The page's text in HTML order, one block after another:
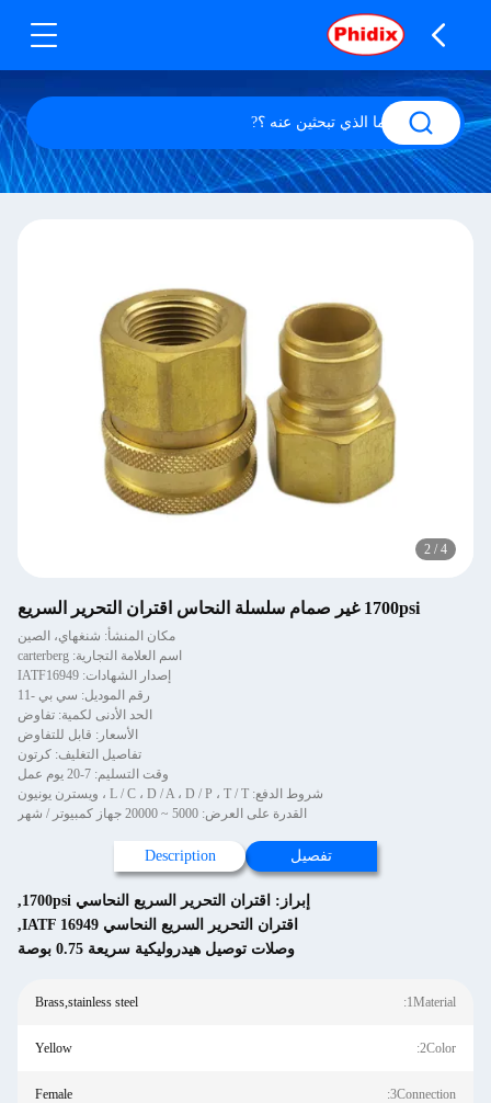
2 / 4
1700psi غير صمام سلسلة النحاس اقتران التحرير السريع
مكان المنشأ: شنغهاي، الصين
اسم العلامة التجارية: carterberg
إصدار الشهادات: IATF16949
رقم الموديل: سي بي -11
الحد الأدنى لكمية: تفاوض
الأسعار: قابل للتفاوض
تفاصيل التغليف: كرتون
وقت التسليم: 7-20 يوم عمل
شروط الدفع: L / C ، D / A ، D / P ، T / T ، ويسترن يونيون
القدرة على العرض: 5000 ~ 20000 جهاز كمبيوتر / شهر
تفصيل Description
إبراز: اقتران التحرير السريع النحاسي 1700psi
,
اقتران التحرير السريع النحاسي IATF 16949
,
وصلات توصيل هيدروليكية سريعة 0.75 بوصة
1Material:
Brass,stainless steel
2Color:
Yellow
3Connection:
Female